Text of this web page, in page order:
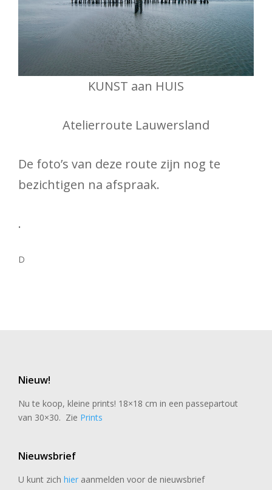
KUNST aan HUIS
Atelierroute Lauwersland
De foto’s van deze route zijn nog te
bezichtigen na afspraak.
.
D
Nieuw!
Nu te koop, kleine prints! 18×18 cm in een passepartout
van 30×30. Zie Prints
Nieuwsbrief
U kunt zich hier aanmelden voor de nieuwsbrief